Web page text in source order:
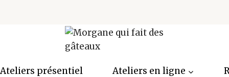
Ateliers présentiel Ateliers en ligne